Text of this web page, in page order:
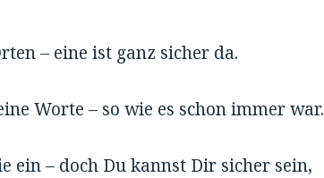
– eine ist ganz sicher da.
Worte – so wie es schon immer war.
ein – doch Du kannst Dir sicher sein,